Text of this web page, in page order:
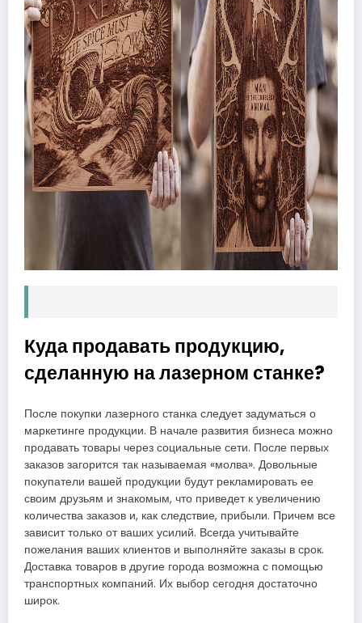
Куда продавать продукцию,
сделанную на лазерном станке?
После покупки лазерного станка следует задуматься о
маркетинге продукции. В начале развития бизнеса можно
продавать товары через социальные сети. После первых
заказов загорится так называемая «молва». Довольные
покупатели вашей продукции будут рекламировать ее
своим друзьям и знакомым, что приведет к увеличению
количества заказов и, как следствие, прибыли. Причем все
зависит только от ваших усилий. Всегда учитывайте
пожелания ваших клиентов и выполняйте заказы в срок.
Доставка товаров в другие города возможна с помощью
транспортных компаний. Их выбор сегодня достаточно
широк.